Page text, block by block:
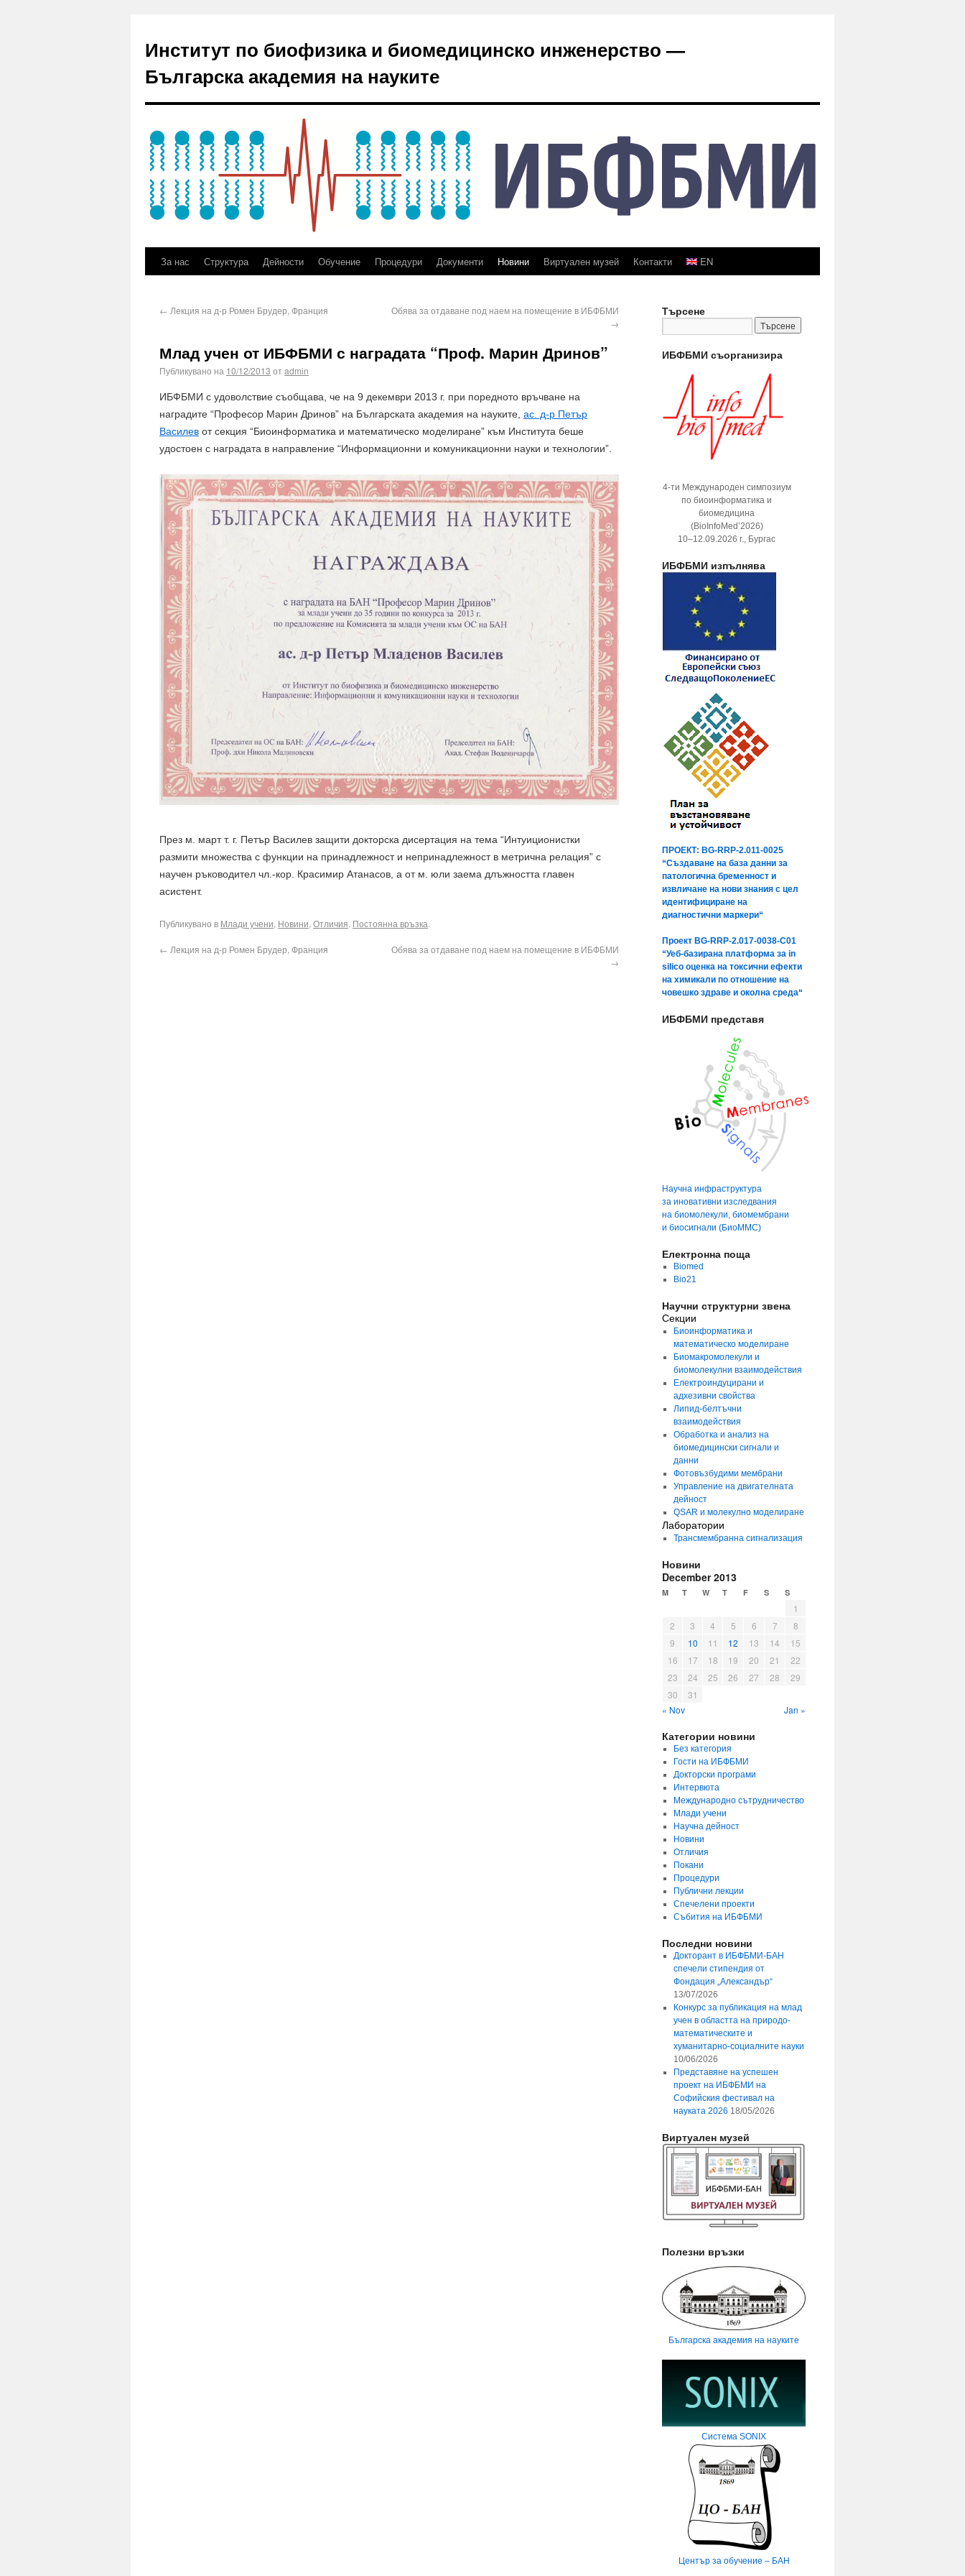
Институт по биофизика и биомедицинско инженерство —
Българска академия на науките
За нас Структура Дейности Обучение Процедури Документи Новини Виртуален музей Контакти EN
← Лекция на д-р Ромен Брудер, Франция
Обява за отдаване под наем на помещение в ИБФБМИ
→
Млад учен от ИБФБМИ с наградата “Проф. Марин Дринов”
Публикувано на 10/12/2013 отadmin
ИБФБМИ с удоволствие съобщава, че на 9 декември 2013 г. при поредното връчване на
наградите “Професор Марин Дринов” на Българската академия на науките, ас. д-р Петър
Василев от секция “Биоинформатика и математическо моделиране” към Института беше
удостоен с наградата в направление “Информационни и комуникационни науки и технологии”.
През м. март т. г. Петър Василев защити докторска дисертация на тема “Интуиционистки
размити множества с функции на принадлежност и непринадлежност в метрична релация” с
научен ръководител чл.-кор. Красимир Атанасов, а от м. юли заема длъжността главен
асистент.
Публикувано в Млади учени, Новини, Отличия. Постоянна връзка.
← Лекция на д-р Ромен Брудер, Франция
Обява за отдаване под наем на помещение в ИБФБМИ
→
Търсене
ИБФБМИ съорганизира
4-ти Международен симпозиум
по биоинформатика и
биомедицина
(BioInfoMed’2026)
10–12.09.2026 г., Бургас
ИБФБМИ изпълнява
ПРОЕКТ: BG-RRP-2.011-0025
“Създаване на база данни за
патологична бременност и
извличане на нови знания с цел
идентифициране на
диагностични маркери“
Проект BG-RRP-2.017-0038-C01
“Уеб-базирана платформа за in
silico оценка на токсични ефекти
на химикали по отношение на
човешко здраве и околна среда“
ИБФБМИ представя
Научна инфраструктура
за иновативни изследвания
на биомолекули, биомембрани
и биосигнали (БиоММС)
Електронна поща
Biomed
Bio21
Научни структурни звена
Секции
Биоинформатика и
математическо моделиране
Биомакромолекули и
биомолекулни взаимодействия
Електроиндуцирани и
адхезивни свойства
Липид-белтъчни
взаимодействия
Обработка и анализ на
биомедицински сигнали и
данни
Фотовъзбудими мембрани
Управление на двигателната
дейност
QSAR и молекулно моделиране
Лаборатории
Трансмембранна сигнализация
Новини
December 2013
M T W T F S S
« Nov Jan »
1
2
3 4 5 6 7
8
9
10 11 12 13 14
15
16
17 18 19 20 21
22
23
24 25 26 27 28
29
30
31
Категории новини
Без категория
Гости на ИБФБМИ
Докторски програми
Интервюта
Международно сътрудничество
Млади учени
Научна дейност
Новини
Отличия
Покани
Процедури
Публични лекции
Спечелени проекти
Събития на ИБФБМИ
Последни новини
Докторант в ИБФБМИ-БАН
спечели стипендия от
Фондация „Александър“
13/07/2026
Конкурс за публикация на млад
учен в областта на природо-
математическите и
хуманитарно-социалните науки
10/06/2026
Представяне на успешен
проект на ИБФБМИ на
Софийския фестивал на
науката 2026 18/05/2026
Виртуален музей
Полезни връзки
Българска академия на науките
Система SONIX
Център за обучение – БАН